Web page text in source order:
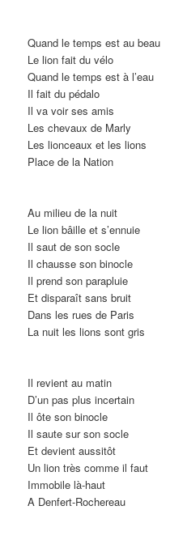
Quand le temps est au beau
Le lion fait du vélo
Quand le temps est à l’eau
Il fait du pédalo
Il va voir ses amis
Les chevaux de Marly
Les lionceaux et les lions
Place de la Nation
Au milieu de la nuit
Le lion bâille et s’ennuie
Il saut de son socle
Il chausse son binocle
Il prend son parapluie
Et disparaît sans bruit
Dans les rues de Paris
La nuit les lions sont gris
Il revient au matin
D’un pas plus incertain
Il ôte son binocle
Il saute sur son socle
Et devient aussitôt
Un lion très comme il faut
Immobile là-haut
A Denfert-Rochereau